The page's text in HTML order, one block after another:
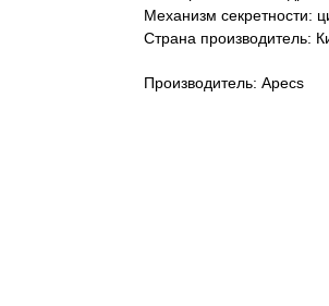
Механизм секретности:
Страна производитель:
Производитель: Apecs